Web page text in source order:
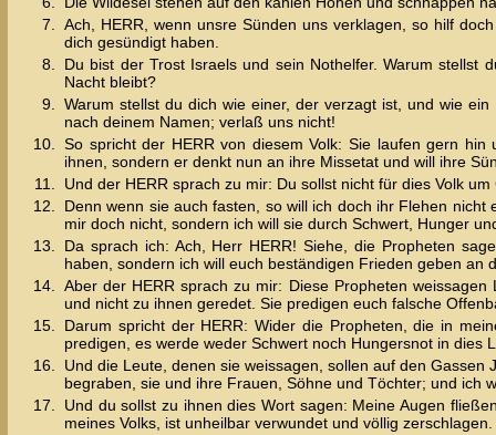
7.
Ach, HERR, wenn unsre Sünden uns verklagen, so hilf
dich gesündigt haben.
8.
Du bist der Trost Israels und sein Nothelfer. Warum stellst
Nacht bleibt?
9.
Warum stellst du dich wie einer, der verzagt ist, und wie
nach deinem Namen; verlaß uns nicht!
10.
So spricht der HERR von diesem Volk: Sie laufen gern
ihnen, sondern er denkt nun an ihre Missetat und will ihre
11.
Und der HERR sprach zu mir: Du sollst nicht für dies Volk
12.
Denn wenn sie auch fasten, so will ich doch ihr Flehen
mir doch nicht, sondern ich will sie durch Schwert, Hunger
13.
Da sprach ich: Ach, Herr HERR! Siehe, die Propheten
haben, sondern ich will euch beständigen Frieden geben an
14.
Aber der HERR sprach zu mir: Diese Propheten
und nicht zu ihnen geredet. Sie predigen euch falsche
15.
Darum spricht der HERR: Wider die Propheten, die in
predigen, es werde weder Schwert noch Hungersnot in dies
16.
Und die Leute, denen sie weissagen, sollen auf den
begraben, sie und ihre Frauen, Söhne und Töchter; und ich
17.
Und du sollst zu ihnen dies Wort sagen: Meine Augen
meines Volks, ist unheilbar verwundet und völlig zerschlagen.